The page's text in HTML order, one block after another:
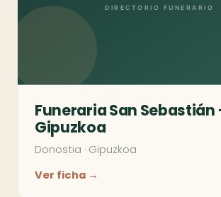
Funeraria San Sebastián
Gipuzkoa
Donostia · Gipuzkoa
Ver ficha →